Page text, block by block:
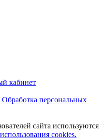
кабинет
Обработка персональных
сайта используются
cookies.